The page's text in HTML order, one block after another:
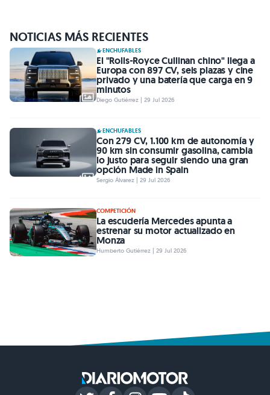
NOTICIAS MÁS RECIENTES
ENCHUFABLES
El "Rolls-Royce Cullinan chino" llega a
Europa con 897 CV, seis plazas y cine
privado y una batería que carga en 9
minutos
Diego Gutiérrez | 29 Jul 2026
ENCHUFABLES
Con 279 CV, 1.100 km de autonomía y
90 km sin consumir gasolina, cambia
lo justo para seguir siendo una gran
opción Made in Spain
Sergio Álvarez | 29 Jul 2026
COMPETICIÓN
La escudería Mercedes apunta a
estrenar su motor actualizado en
Monza
Humberto Gutiérrez | 29 Jul 2026